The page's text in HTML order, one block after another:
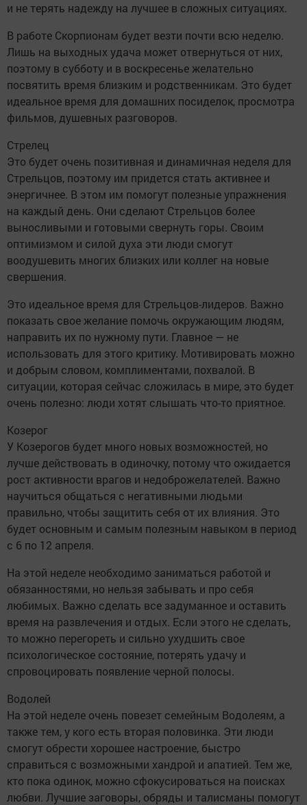
и не терять надежду на лучшее в сложных ситуациях.
В работе Скорпионам будет везти почти всю неделю.
Лишь на выходных удача может отвернуться от них,
поэтому в субботу и в воскресенье желательно
посвятить время близким и родственникам. Это будет
идеальное время для домашних посиделок, просмотра
фильмов, душевных разговоров.
Стрелец
Это будет очень позитивная и динамичная неделя для
Стрельцов, поэтому им придется стать активнее и
энергичнее. В этом им помогут полезные упражнения
на каждый день. Они сделают Стрельцов более
выносливыми и готовыми свернуть горы. Своим
оптимизмом и силой духа эти люди смогут
воодушевить многих близких или коллег на новые
свершения.
Это идеальное время для Стрельцов-лидеров. Важно
показать свое желание помочь окружающим людям,
направить их по нужному пути. Главное — не
использовать для этого критику. Мотивировать можно
и добрым словом, комплиментами, похвалой. В
ситуации, которая сейчас сложилась в мире, это будет
очень полезно: люди хотят слышать что-то приятное.
Козерог
У Козерогов будет много новых возможностей, но
лучше действовать в одиночку, потому что ожидается
рост активности врагов и недоброжелателей. Важно
научиться общаться с негативными людьми
правильно, чтобы защитить себя от их влияния. Это
будет основным и самым полезным навыком в период
с 6 по 12 апреля.
На этой неделе необходимо заниматься работой и
обязанностями, но нельзя забывать и про себя
любимых. Важно сделать все задуманное и оставить
время на развлечения и отдых. Если этого не сделать,
то можно перегореть и сильно ухудшить свое
психологическое состояние, потерять удачу и
спровоцировать появление черной полосы.
Водолей
На этой неделе очень повезет семейным Водолеям, а
также тем, у кого есть вторая половинка. Эти люди
смогут обрести хорошее настроение, быстро
справиться с возможными хандрой и апатией. Тем же,
кто пока одинок, можно сфокусироваться на поисках
любви. Лучшие заговоры, обряды и талисманы помогут